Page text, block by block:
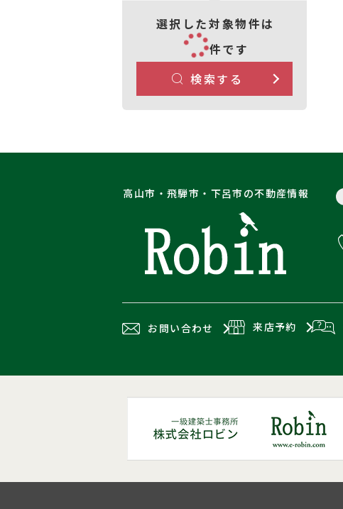
選択した対象物件は
件です
検索する
高山市・飛騨市・下呂市の不動産情報
お問い合わせ 来店予約